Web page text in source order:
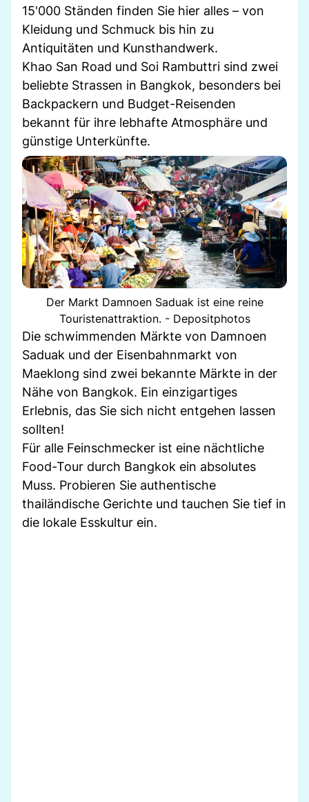
15'000 Ständen finden Sie hier alles – von
Kleidung und Schmuck bis hin zu
Antiquitäten und Kunsthandwerk.
Khao San Road und Soi Rambuttri sind zwei
beliebte Strassen in Bangkok, besonders bei
Backpackern und Budget-Reisenden
bekannt für ihre lebhafte Atmosphäre und
günstige Unterkünfte.
Der Markt Damnoen Saduak ist eine reine
Touristenattraktion. - Depositphotos
Die schwimmenden Märkte von Damnoen
Saduak und der Eisenbahnmarkt von
Maeklong sind zwei bekannte Märkte in der
Nähe von Bangkok. Ein einzigartiges
Erlebnis, das Sie sich nicht entgehen lassen
sollten!
Für alle Feinschmecker ist eine nächtliche
Food-Tour durch Bangkok ein absolutes
Muss. Probieren Sie authentische
thailändische Gerichte und tauchen Sie tief in
die lokale Esskultur ein.